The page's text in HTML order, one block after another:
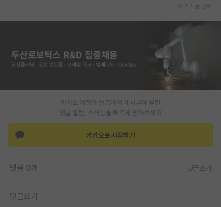
반도체/AI 게시판
학술 정보 게시판
홍보 게시판
커리어
이벤트
카카오 계정과 연동하여 게시글에 달린
댓글 알람, 소식등을 빠르게 받아보세요
카카오로 시작하기
댓글 0개 댓글쓰기
댓글쓰기